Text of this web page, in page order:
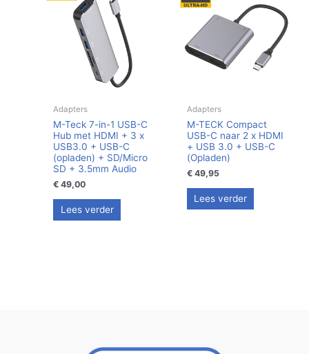
Adapters
M-Teck 7-in-1 USB-C
Hub met HDMI + 3 x
USB3.0 + USB-C
(opladen) + SD/Micro
SD + 3.5mm Audio
€ 49,00
Lees verder
Adapters
M-TECK Compact
USB-C naar 2 x HDMI
+ USB 3.0 + USB-C
(Opladen)
€49,95
Lees verder